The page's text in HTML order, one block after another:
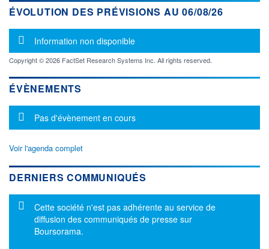
ÉVOLUTION DES PRÉVISIONS AU 06/08/26
Message d'information
Information non disponible
Copyright © 2026 FactSet Research Systems Inc. All rights reserved.
ÉVÈNEMENTS
Message d'information
Pas d'évènement en cours
Voir l'agenda complet
DERNIERS COMMUNIQUÉS
Message d'information
Cette société n'est pas adhérente au service de
diffusion des communiqués de presse sur
Boursorama.